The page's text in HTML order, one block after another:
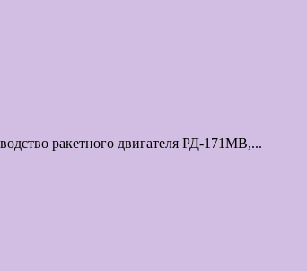
ракетного двигателя РД-171МВ,...